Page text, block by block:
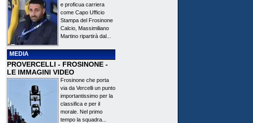
e proficua carriera
come Capo Ufficio
Stampa del Frosinone
Calcio, Massimiliano
Martino ripartirà dal...
MEDIA
PROVERCELLI - FROSINONE -
LE IMMAGINI VIDEO
Frosinone che porta
via da Vercelli un punto
importantissimo per la
classifica e per il
morale. Nel primo
tempo la squadra...